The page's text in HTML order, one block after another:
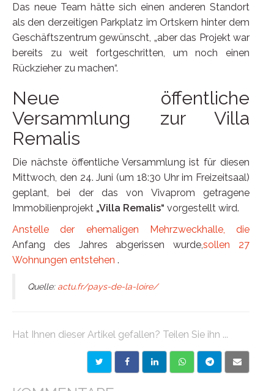
Das neue Team hätte sich einen anderen Standort
als den derzeitigen Parkplatz im Ortskern hinter dem
Geschäftszentrum gewünscht, „aber das Projekt war
bereits zu weit fortgeschritten, um noch einen
Rückzieher zu machen“.
Neue öffentliche
Versammlung zur Villa
Remalis
Die nächste öffentliche Versammlung ist für diesen
Mittwoch, den 24. Juni (um 18:30 Uhr im Freizeitsaal)
geplant, bei der das von Vivaprom getragene
Immobilienprojekt „Villa Remalis“ vorgestellt wird.
Anstelle der ehemaligen Mehrzweckhalle, die
Anfang des Jahres abgerissen wurde,sollen 27
Wohnungen entstehen .
Quelle: actu.fr/pays-de-la-loire/
Hat Ihnen dieser Artikel gefallen? Teilen Sie ihn ...